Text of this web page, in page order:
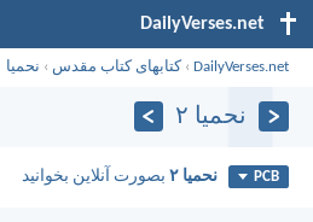
DailyVerses.net
DailyVerses.net
›کتابهای کتاب مقدس › نحميا
نحميا ۲
PCB نحميا ۲ بصورت آنلاین بخوانید